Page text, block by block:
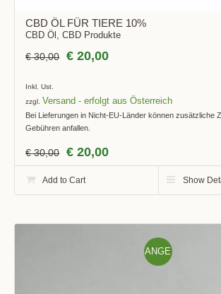
CBD ÖL FÜR TIERE 10%
CBD Öl ,CBD Produkte
€30,00 € 20,00
Inkl. Ust.
zzgl. Versand
Bei Lieferungen in Nicht-EU-Länder können zusätzliche
Gebühren anfallen.
€30,00 € 20,00
Add to Cart Show
ANGE